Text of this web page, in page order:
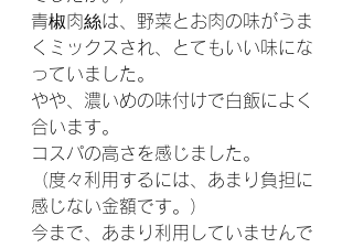
青椒肉絲は、野菜とお肉の味がうま
くミックスされ、とてもいい味にな
っていました。
やや、濃いめの味付けで白飯によく
合います。
コスパの高さを感じました。
（度々利用するには、あまり負担に
感じない金額です。）
今まで、あまり利用していませんで